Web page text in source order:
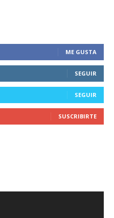
ME GUSTA
SEGUIR
SEGUIR
SUSCRIBIRTE